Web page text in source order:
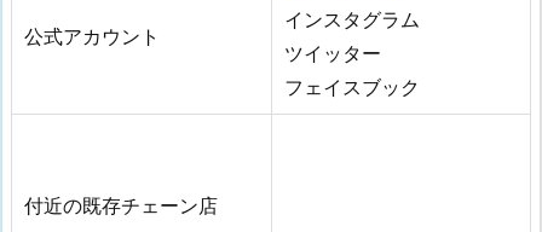
公式アカウント
インスタグラム
ツイッター
フェイスブック
付近の既存チェーン店